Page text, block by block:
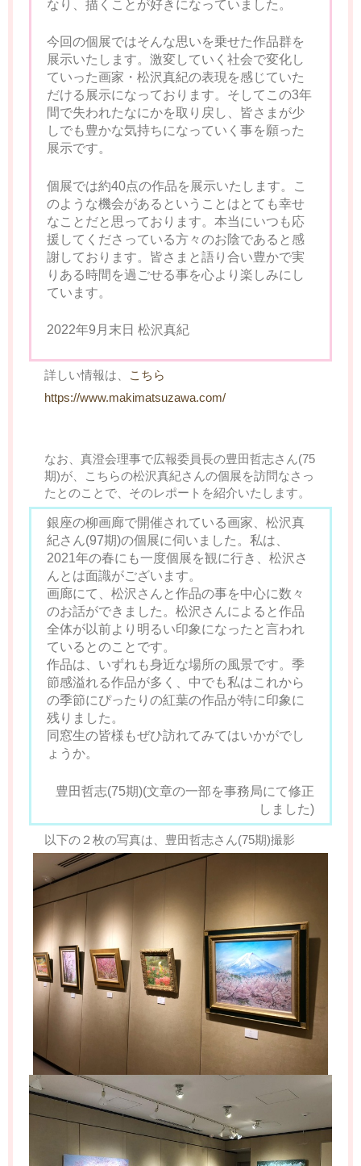
なり、描くことが好きになっていました。
今回の個展ではそんな思いを乗せた作品群を
展示いたします。激変していく社会で変化し
ていった画家・松沢真紀の表現を感じていた
だける展示になっております。そしてこの3年
間で失われたなにかを取り戻し、皆さまが少
しでも豊かな気持ちになっていく事を願った
展示です。
個展では約40点の作品を展示いたします。こ
のような機会があるということはとても幸せ
なことだと思っております。本当にいつも応
援してくださっている方々のお陰であると感
謝しております。皆さまと語り合い豊かで実
りある時間を過ごせる事を心より楽しみにし
ています。
2022年9月末日 松沢真紀
詳しい情報は、
こちら
https://www.makimatsuzawa.com/
なお、真澄会理事で広報委員長の豊田哲志さん(75
期)が、こちらの松沢真紀さんの個展を訪問なさっ
たとのことで、そのレポートを紹介いたします。
銀座の柳画廊で開催されている画家、松沢真
紀さん(97期)の個展に伺いました。私は、
2021年の春にも一度個展を観に行き、松沢さ
んとは面識がございます。
画廊にて、松沢さんと作品の事を中心に数々
のお話ができました。松沢さんによると作品
全体が以前より明るい印象になったと言われ
ているとのことです。
作品は、いずれも身近な場所の風景です。季
節感溢れる作品が多く、中でも私はこれから
の季節にぴったりの紅葉の作品が特に印象に
残りました。
同窓生の皆様もぜひ訪れてみてはいかがでし
ょうか。
豊田哲志(75期)(文章の一部を事務局にて修正
しました)
以下の２枚の写真は、豊田哲志さん(75期)撮影